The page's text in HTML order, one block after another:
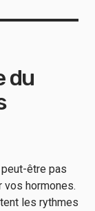
du
être pas
vos hormones.
les rythmes